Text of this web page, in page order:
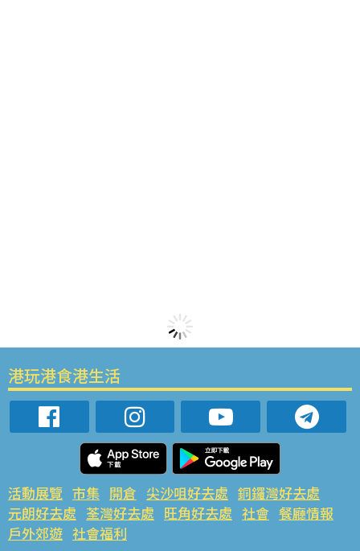
港玩港食港生活
活動展覽 市集 開倉 尖沙咀好去處 銅鑼灣好去處
元朗好去處 荃灣好去處 旺角好去處 社會 餐廳情報
戶外郊遊 社會福利